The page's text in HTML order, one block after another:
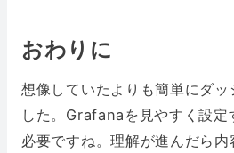
おわりに
想像していたよりも簡単にダッ
した。Grafanaを見やすく設定
必要ですね。理解が進んだら